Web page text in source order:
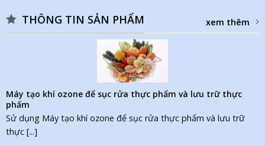
THÔNG TIN SẢN PHẨM xem thêm
Máy tạo khí ozone để sục rửa thực phẩm và lưu trữ thực
phẩm
Sử dụng Máy tạo khí ozone để sục rửa thực phẩm và lưu trữ
thực [...]